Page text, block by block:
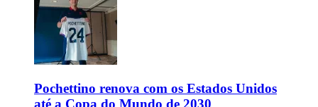
Pochettino renova com os Estados Unidos
até a Copa do Mundo de 2030